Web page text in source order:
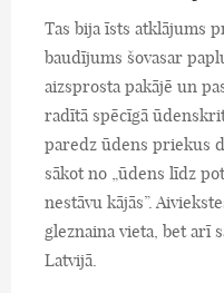
Tas bija īsts atklājums
baudījums šovasar
aizsprosta pakājē un
radītā spēcīgā
paredz ūdens priekus
sākot no „ūdens līdz
nestāvu kājās”.
gleznaina vieta, bet arī
Latvijā.